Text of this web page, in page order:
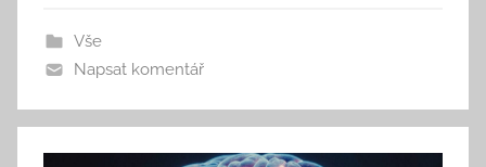
e
k
Vše
Napsat komentář